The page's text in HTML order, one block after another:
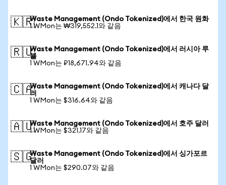
🇰🇷Waste Management (Ondo Tokenized)에서 한국 원화
1 WMon는 ₩319,552.1와 같음
🇷🇺Waste Management (Ondo Tokenized)에서 러시아 루
블
1 WMon는 ₽18,671.94와 같음
🇨🇦Waste Management (Ondo Tokenized)에서 캐나다 달
러
1 WMon는 $316.64와 같음
🇦🇺Waste Management (Ondo Tokenized)에서 호주 달러
1 WMon는 $321.17와 같음
🇸🇬Waste Management (Ondo Tokenized)에서 싱가포르
달러
1 WMon는 $290.07와 같음